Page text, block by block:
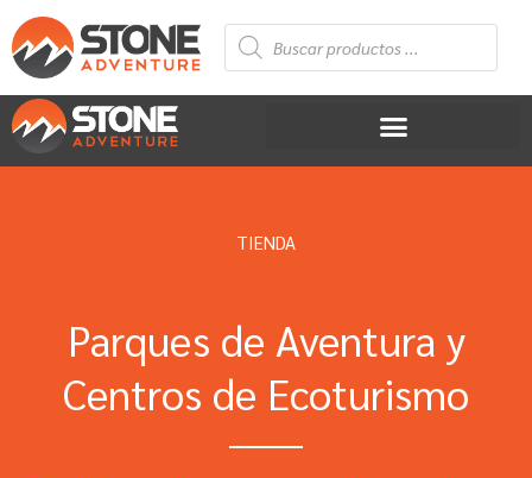
al
contenido
Búsqueda
de
productos
TIENDA
Parques de Aventura y
Centros de Ecoturismo